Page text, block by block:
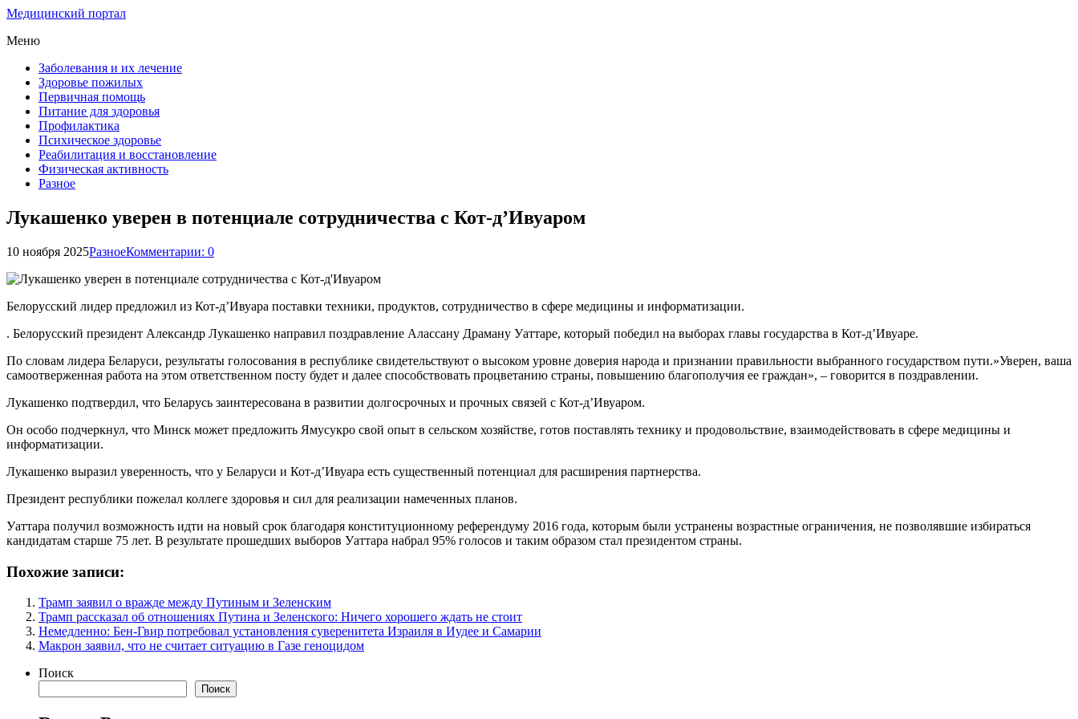
Медицинский портал
Меню
Заболевания и их лечение
Здоровье пожилых
Первичная помощь
Питание для здоровья
Профилактика
Психическое здоровье
Реабилитация и восстановление
Физическая активность
Разное
Лукашенко уверен в потенциале сотрудничества с Кот-д’Ивуаром
10 ноября 2025РазноеКомментарии: 0
Белорусский лидер предложил из Кот-д’Ивуара поставки техники, продуктов, сотрудничество в сфере медицины и информатизации.
. Белорусский президент Александр Лукашенко направил поздравление Алассану Драману Уаттаре, который победил на выборах главы государства в Кот-д’Ивуаре.
По словам лидера Беларуси, результаты голосования в республике свидетельствуют о высоком уровне доверия народа и признании правильности выбранного государством пути.»Уверен, ваша
самоотверженная работа на этом ответственном посту будет и далее способствовать процветанию страны, повышению благополучия ее граждан», – говорится в поздравлении.
Лукашенко подтвердил, что Беларусь заинтересована в развитии долгосрочных и прочных связей с Кот-д’Ивуаром.
Он особо подчеркнул, что Минск может предложить Ямусукро свой опыт в сельском хозяйстве, готов поставлять технику и продовольствие, взаимодействовать в сфере медицины и
информатизации.
Лукашенко выразил уверенность, что у Беларуси и Кот-д’Ивуара есть существенный потенциал для расширения партнерства.
Президент республики пожелал коллеге здоровья и сил для реализации намеченных планов.
Уаттара получил возможность идти на новый срок благодаря конституционному референдуму 2016 года, которым были устранены возрастные ограничения, не позволявшие избираться
кандидатам старше 75 лет. В результате прошедших выборов Уаттара набрал 95% голосов и таким образом стал президентом страны.
Похожие записи:
Трамп заявил о вражде между Путиным и Зеленским
Трамп рассказал об отношениях Путина и Зеленского: Ничего хорошего ждать не стоит
Немедленно: Бен-Гвир потребовал установления суверенитета Израиля в Иудее и Самарии
Макрон заявил, что не считает ситуацию в Газе геноцидом
Поиск
Поиск